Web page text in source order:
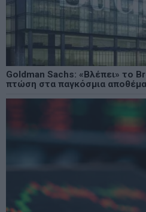
Goldman Sachs: «Βλέπει» το
πτώση στα παγκόσμια